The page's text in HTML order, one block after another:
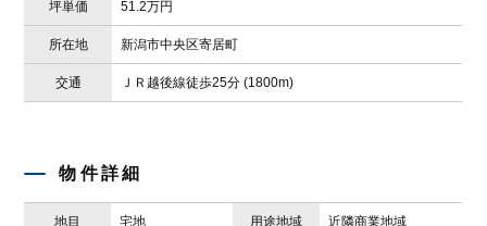
坪単価 51.2万円
所在地 新潟市中央区寄居町
交通 ＪＲ越後線徒歩25分 (1800m)
物件詳細
地目 宅地 用途地域 近隣商業地域